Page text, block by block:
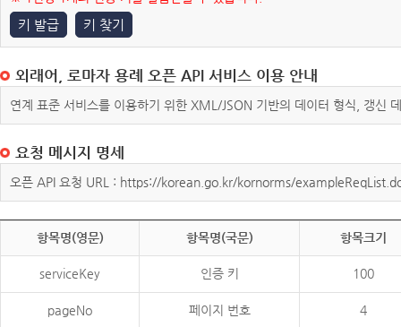
키 발급 키 찾기
외래어, 로마자 용례 오픈 API 서비스 이용 안내
연계 표준 서비스를 이용하기 위한 XML/JSON 기반의 데이터 형식, 갱신
요청 메시지 명세
오픈 API 요청 URL : https://korean.go.kr/kornorms/
항목명(영문) 항목명(국문) 항목크기
serviceKey 인증 키 100
pageNo 페이지 번호 4